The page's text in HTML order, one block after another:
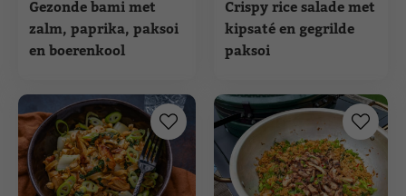
Gezonde bami met
zalm, paprika, paksoi
en boerenkool
Crispy rice salade met
kipsaté en gegrilde
paksoi